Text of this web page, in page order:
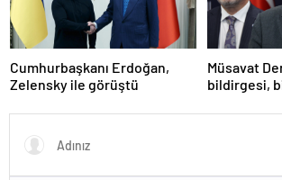
Cumhurbaşkanı Erdoğan,
Zelensky ile görüştü
Müsavat
bildirgesi,